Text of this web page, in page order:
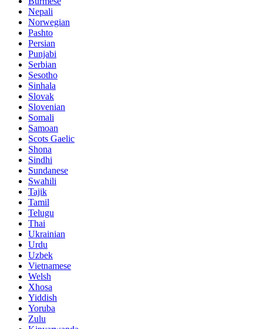
Nepali
Norwegian
Pashto
Persian
Punjabi
Serbian
Sesotho
Sinhala
Slovak
Slovenian
Somali
Samoan
Scots Gaelic
Shona
Sindhi
Sundanese
Swahili
Tajik
Tamil
Telugu
Thai
Ukrainian
Urdu
Uzbek
Vietnamese
Welsh
Xhosa
Yiddish
Yoruba
Zulu